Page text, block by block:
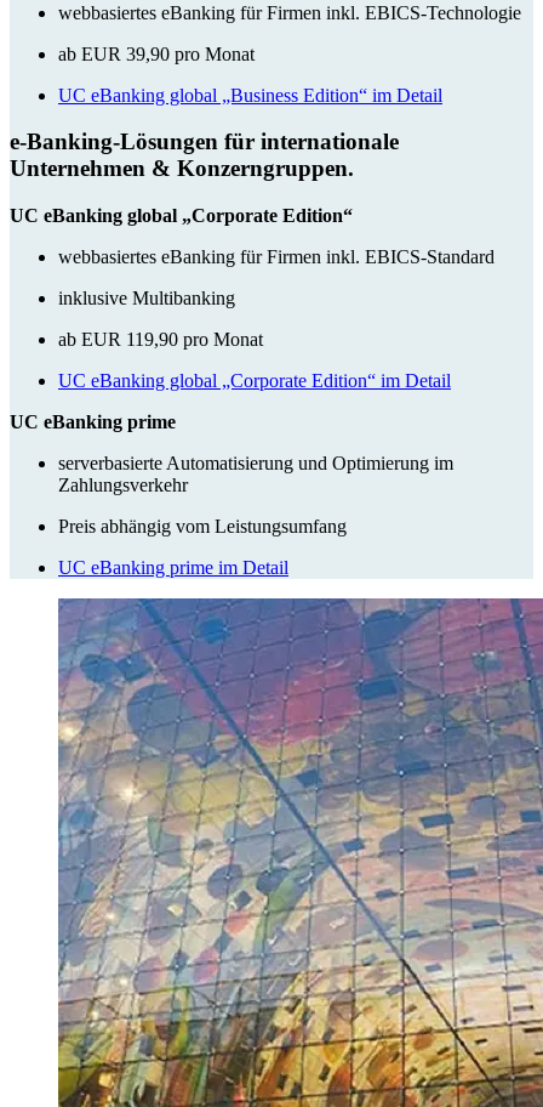
webbasiertes eBanking für Firmen inkl. EBICS-Technologie
​ab EUR 39,90 pro Monat
UC eBanking global „Business Edition“ im Detail
e-Banking-Lösungen für internationale
Unternehmen & Konzerngruppen.
UC eBanking global „Corporate Edition“
webbasiertes eBanking für Firmen inkl. EBICS-Standard
inklusive Multibanking
ab EUR 119,90 pro Monat​
UC eBanking global „Corporate Edition“ im Detail
UC eBanking prime
serverbasierte Automatisierung und Optimierung im
Zahlungsverkehr
Preis abhängig vom Leistungsumfang​
UC eBanking prime im Detail